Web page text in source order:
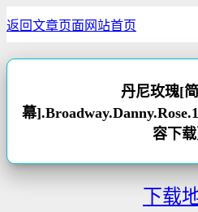
返回文章页面 网站首页
丹尼玫瑰[
幕
容下
下载